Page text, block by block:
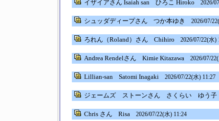
イザイアさん Isaiah sanひろこ Hiroko 2026/
シュッダディープさん つか本ゆき 2026/07/
ろれん（Roland）さん Chihiro 2026/07/22(水)
Andrea Rendelさん Kimie Kitazawa 2026/07/
Lillian-sanSatomi Inagaki 2026/07/22(水) 11:27
ジェームズ ストーンさん さくらい ゆう
Chris さん Risa 2026/07/22(水) 11:24